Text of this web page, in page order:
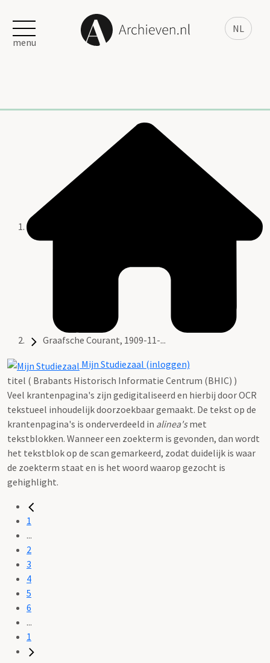
NL
menu
Graafsche Courant, 1909-11-...
Mijn Studiezaal (inloggen)
titel ( Brabants Historisch Informatie Centrum (BHIC) )
Veel krantenpagina's zijn gedigitaliseerd en hierbij door OCR
tekstueel inhoudelijk doorzoekbaar gemaakt. De tekst op de
krantenpagina's is onderverdeeld in alinea'smet
tekstblokken. Wanneer een zoekterm is gevonden, dan wordt
het tekstblok op de scan gemarkeerd, zodat duidelijk is waar
de zoekterm staat en is het woord waarop gezocht is
gehighlight.
1
...
2
3
4
5
6
...
1